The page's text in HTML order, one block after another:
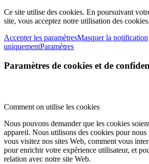
Ce site utilise des cookies. En poursuivant
site, vous acceptez notre utilisation des cookies.
Accepter les paramètresMasquer la notification
uniquementParamètres
Paramètres de cookies et de
Comment on utilise les cookies
Nous pouvons demander que les cookies
appareil. Nous utilisons des cookies pour nous
vous visitez nos sites Web, comment vous
pour enrichir votre expérience utilisateur, et
relation avec notre site Web.